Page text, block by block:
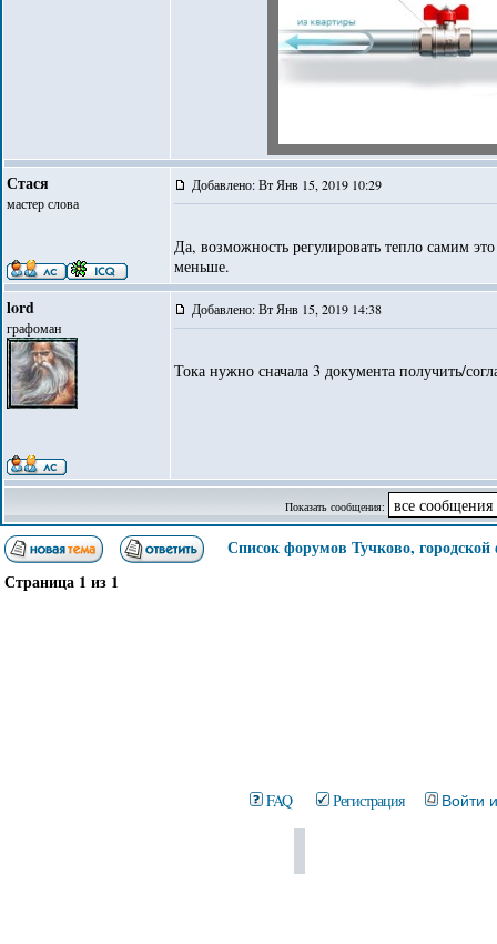
Стася
мастер слова
Добавлено: Вт Янв 15, 2019 10:29
Да, возможность регулировать тепло самим
меньше.
lord
графоман
Добавлено: Вт Янв 15, 2019 14:38
Тока нужно сначала 3 документа получить/
Показать сообщения:
Список форумов Тучково,
Страница 1 из 1
FAQ Регистрация Войти